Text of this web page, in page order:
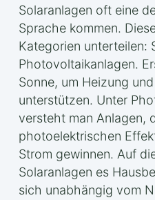
Solaranlagen oft eine
Sprache kommen.
Kategorien unterteilen:
Photovoltaikanlagen.
Sonne, um Heizung
unterstützen. Unter
versteht man Anlagen,
photoelektrischen
Strom gewinnen. Auf
Solaranlagen es
sich unabhängig vom